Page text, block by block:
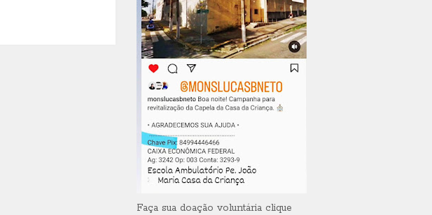
Faça sua doação voluntária clique